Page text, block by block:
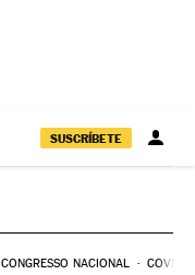
SUSCRÍBETE
CONGRESSO NACIONAL COVID-